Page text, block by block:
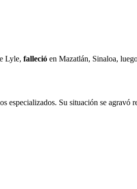
Lyle, falleció en Mazatlán, Sinaloa,
especializados. Su situación se agravó